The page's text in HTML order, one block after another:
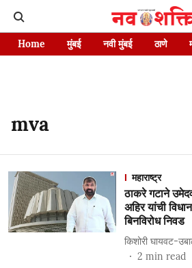
Home मुंबई नवी मुंबई ठाणे
mva
महाराष्ट्र
ठाकरे गटाने
अहिर यांची
बिनविरोध निवड
किशोरी घायवट-
2 min read